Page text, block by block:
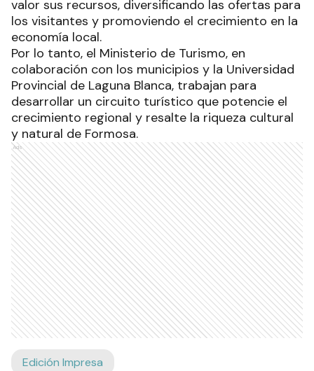
valor sus recursos, diversificando las ofertas para
los visitantes y promoviendo el crecimiento en la
economía local.
Por lo tanto, el Ministerio de Turismo, en
colaboración con los municipios y la Universidad
Provincial de Laguna Blanca, trabajan para
desarrollar un circuito turístico que potencie el
crecimiento regional y resalte la riqueza cultural
y natural de Formosa.
Ads
Edición Impresa